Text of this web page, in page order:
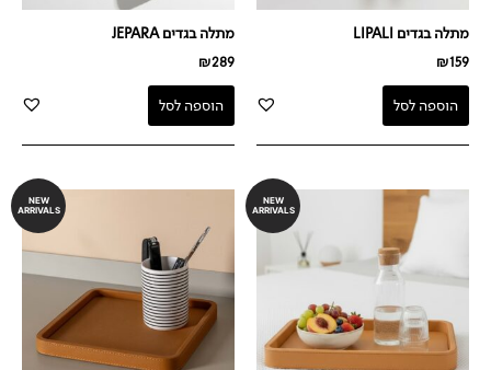
מתלה בגדים LIPALI
₪159
הוספה לסל
מתלה בגדים JEPARA
₪289
הוספה לסל
NEW
ARRIVALS
NEW
ARRIVALS